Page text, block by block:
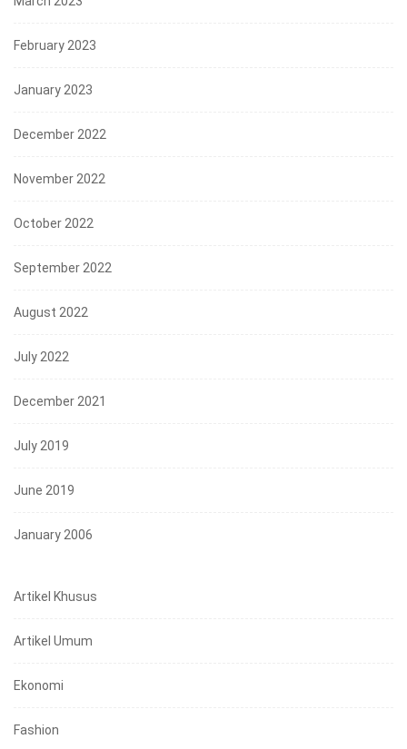
February 2023
January 2023
December 2022
November 2022
October 2022
September 2022
August 2022
July 2022
December 2021
July 2019
June 2019
January 2006
Artikel Khusus
Artikel Umum
Ekonomi
Fashion